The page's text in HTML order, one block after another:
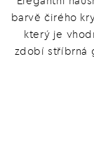
barvě čirého
který je
zdobí stříbrná